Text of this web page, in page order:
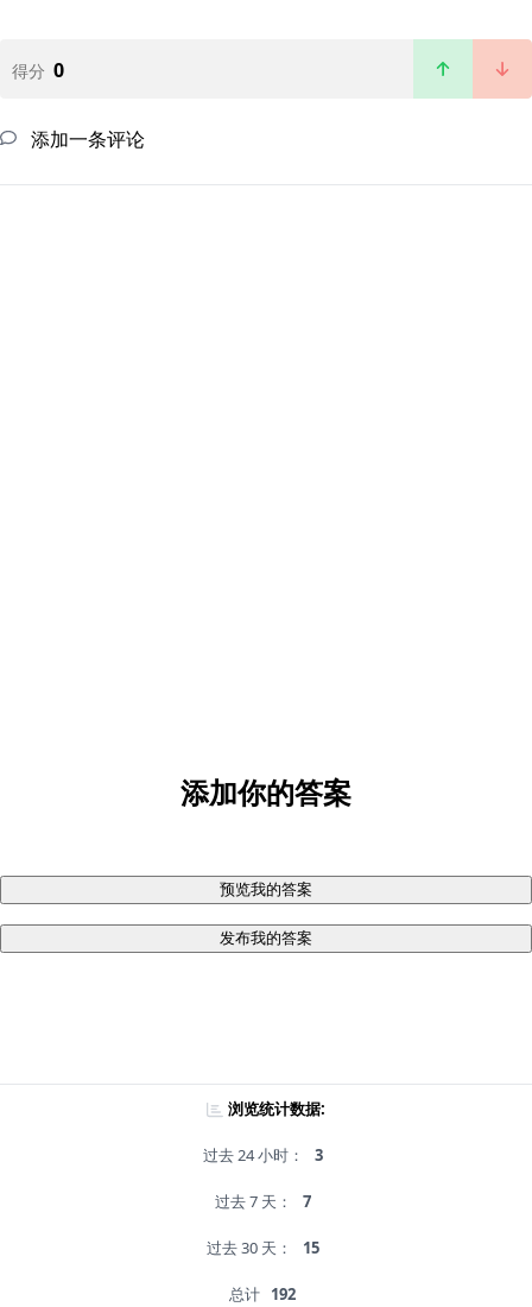
得分 0
添加一条评论
添加你的答案
预览我的答案
发布我的答案
浏览统计数据:
过去 24 小时： 3
过去 7 天： 7
过去 30 天： 15
总计 192